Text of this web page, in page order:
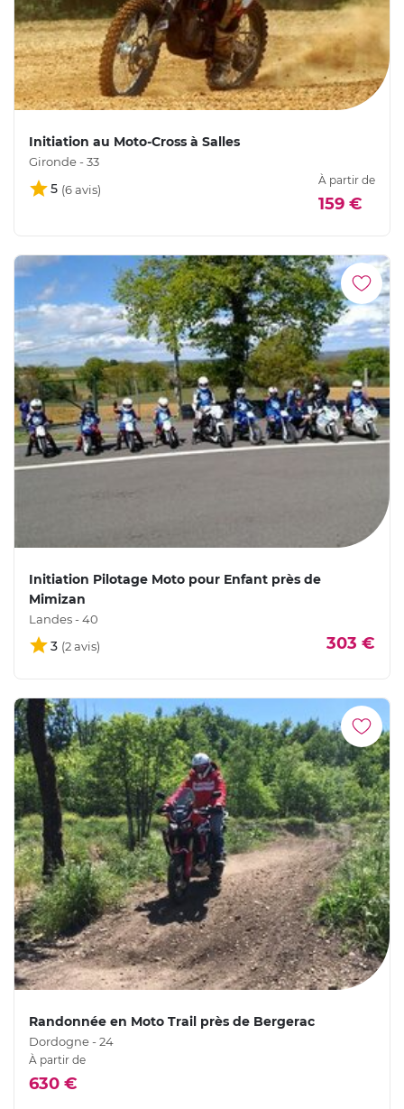
Initiation au Moto-Cross à Salles
Gironde - 33
5
À partir de
159 €
Initiation Pilotage Moto pour Enfant près de
Mimizan
Landes - 40
3 303 €
Randonnée en Moto Trail près de Bergerac
Dordogne - 24
À partir de
630 €